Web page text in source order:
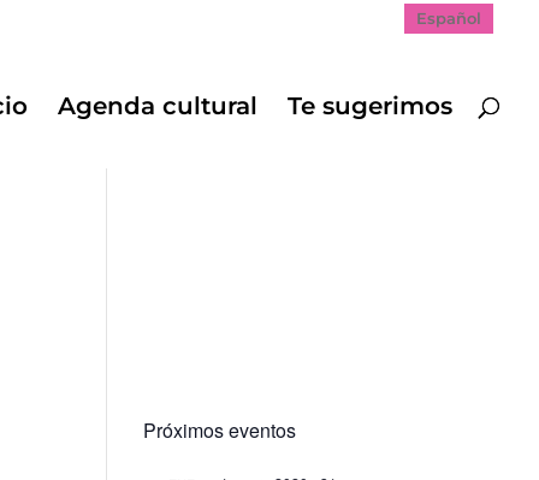
Español
Agenda cultural Te sugerimos
Próximos eventos